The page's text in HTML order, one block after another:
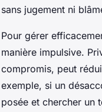
sans jugement ni
Pour gérer
manière impulsive.
compromis, peut
exemple, si un
posée et chercher un